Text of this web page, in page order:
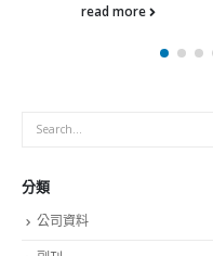
read more
分類
公司資料